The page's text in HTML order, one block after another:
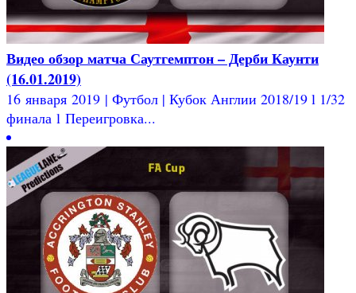
Видео обзор матча Саутгемптон – Дерби Каунти
(16.01.2019)
16 января 2019 | Футбол | Кубок Англии 2018/19 l 1/32
финала l Переигровка...